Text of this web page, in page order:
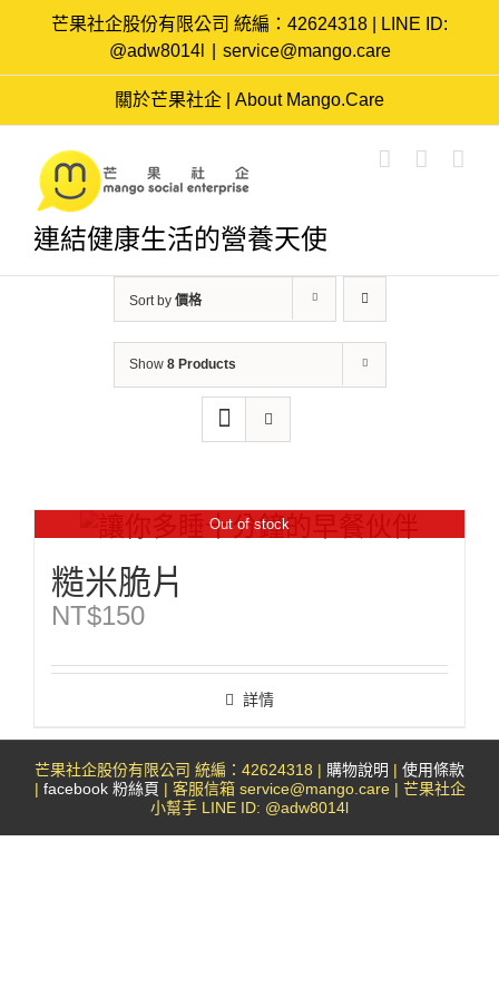
content
芒果社企股份有限公司 統編：42624318 | LINE ID:
@adw8014l
service@mango.care
關於芒果社企 | About Mango.Care
連結健康生活的營養天使
Sort by 價格
Show 8 Products
Out of stock
糙米脆片
NT$150
詳情
芒果社企股份有限公司 統編：42624318 | 購物說明 | 使用條款
| facebook 粉絲頁 | 客服信箱 service@mango.care | 芒果社企
小幫手 LINE ID: @adw8014l